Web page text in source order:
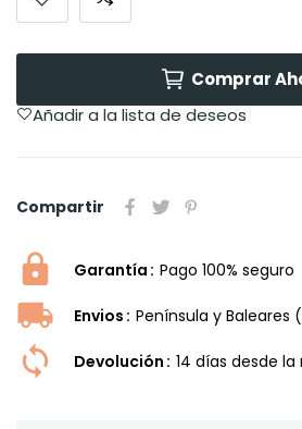
Comprar
Añadir a la lista de deseos
Compartir
Garantía Pago 100% seguro
Envios Península y
Devolución 14 dí­as desde